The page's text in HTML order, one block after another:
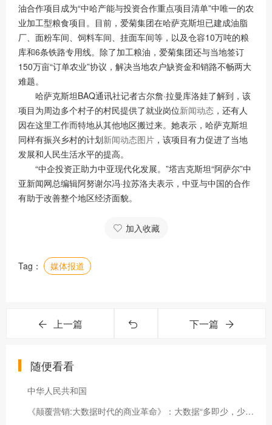
油合作项目成为“中哈产能与投资合作重点项目清单”中唯一的农
业加工型粮食项目。目前，爱菊集团在哈萨克斯坦已建成油脂
厂、面粉车间、饲料车间、挂面车间等，以及仓容10万吨的粮
库和6条铁路专用线。除了加工粮油，爱菊集团还与当地签订
150万亩“订单农业”协议，解决当地农户缺资金和销路不畅两大
难题。
哈萨克斯坦BAQ通讯社记者古尔詹·拉曼库洛娃了解到，该
项目为周边多个村子的村民提供了就业岗位新闻动态 ，还有人
因在这里工作而特地从其他地区搬过来。她表示，哈萨克斯坦
同样有振兴乡村的计划新闻动态图片 ，该项目有力促进了当地
发展和人民生活水平的提高。
“中企投资正助力中亚现代化发展。”塔吉克斯坦“阿萨尔”中
亚新闻网总编辑阿努谢尔冯·拉苏洛夫表示，中亚与中国的合作
有助于改善整个地区经济面貌。
加入收藏
Tag： 媒体报道
上一篇 下一篇
随便看看
中华人民共和国
《颠覆营销:大数据时代的商业革命》：大数据“多即少，少即多”各种行销手段早已令人眼花缭乱